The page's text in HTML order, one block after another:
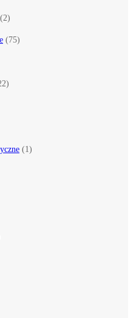
(2)
(75)
(1)